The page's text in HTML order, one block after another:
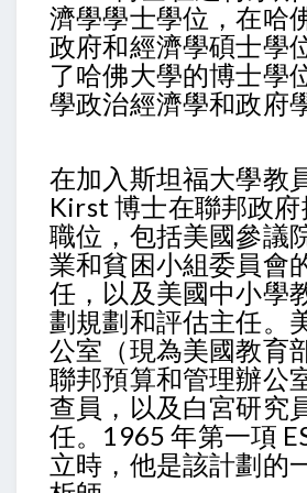
濟學學士學位，在哈
政府和經濟學碩士學
了哈佛大學的博士學
學政治經濟學和政府
在加入斯坦福大學教
Kirst 博士在聯邦政
職位，包括美國參議
業和貧困小組委員會
任，以及美國中小學
劃規劃和評估主任。
公室（現為美國教育
聯邦預算和管理辦公
查員，以及白宮研究
任。1965 年第一項
立時，他是該計劃的